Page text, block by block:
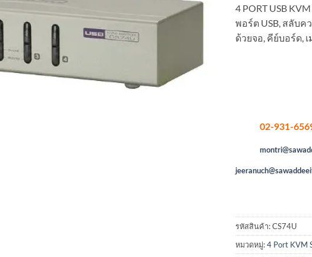
4 PORT USB
พอร์ต USB, สลับค
ด้วยจอ, คีย์บอร์ด,
02-931-
รหัสสินค้า:CS74U
หมวดหมู่:4 Port KVM